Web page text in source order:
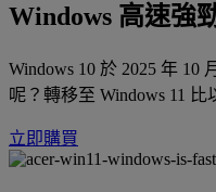
Windows 高速強
Windows 10 於 2025 年 10
呢？轉移至 Windows 11 比
立即購買